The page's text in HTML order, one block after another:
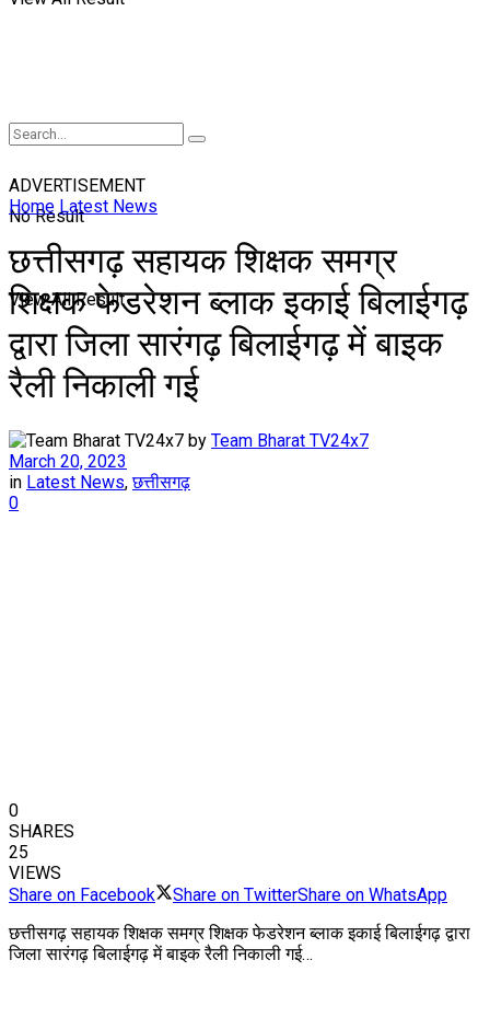
No Result
View All Result
ADVERTISEMENT
Home Latest News
छत्तीसगढ़ सहायक शिक्षक समग्र
शिक्षक फेडरेशन ब्लाक इकाई बिलाईगढ़
द्वारा जिला सारंगढ़ बिलाईगढ़ में बाइक
रैली निकाली गई
by Team Bharat TV24x7
March 20, 2023
in Latest News,छत्तीसगढ़
0
0
SHARES
25
VIEWS
Share on Facebook
Share on TwitterShare on WhatsApp
छत्तीसगढ़ सहायक शिक्षक समग्र शिक्षक फेडरेशन ब्लाक इकाई बिलाईगढ़ द्वारा
जिला सारंगढ़ बिलाईगढ़ में बाइक रैली निकाली गई…